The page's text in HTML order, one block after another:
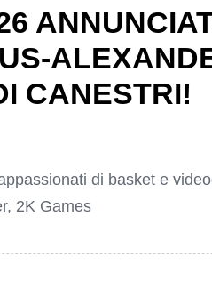
CANESTRI!
di basket e
2K Games